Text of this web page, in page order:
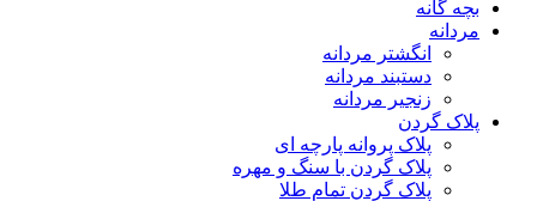
بچه گانه
مردانه
انگشتر مردانه
دستبند مردانه
زنجیر مردانه
پلاک گردن
پلاک پروانه پارچه ای
پلاک گردن با سنگ و مهره
پلاک گردن تمام طلا